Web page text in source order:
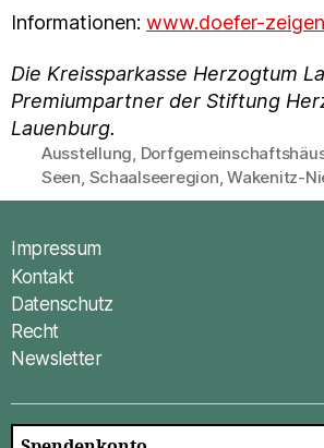
Informationen: www.doefer-
Die Kreissparkasse Herzogtum
Premiumpartner der Stiftung
Lauenburg.
Schlagwörter
Ausstellung,
Seen, Schaalseeregion,Wakenitz-
Impressum
Kontakt
Datenschutz
Recht
Newsletter